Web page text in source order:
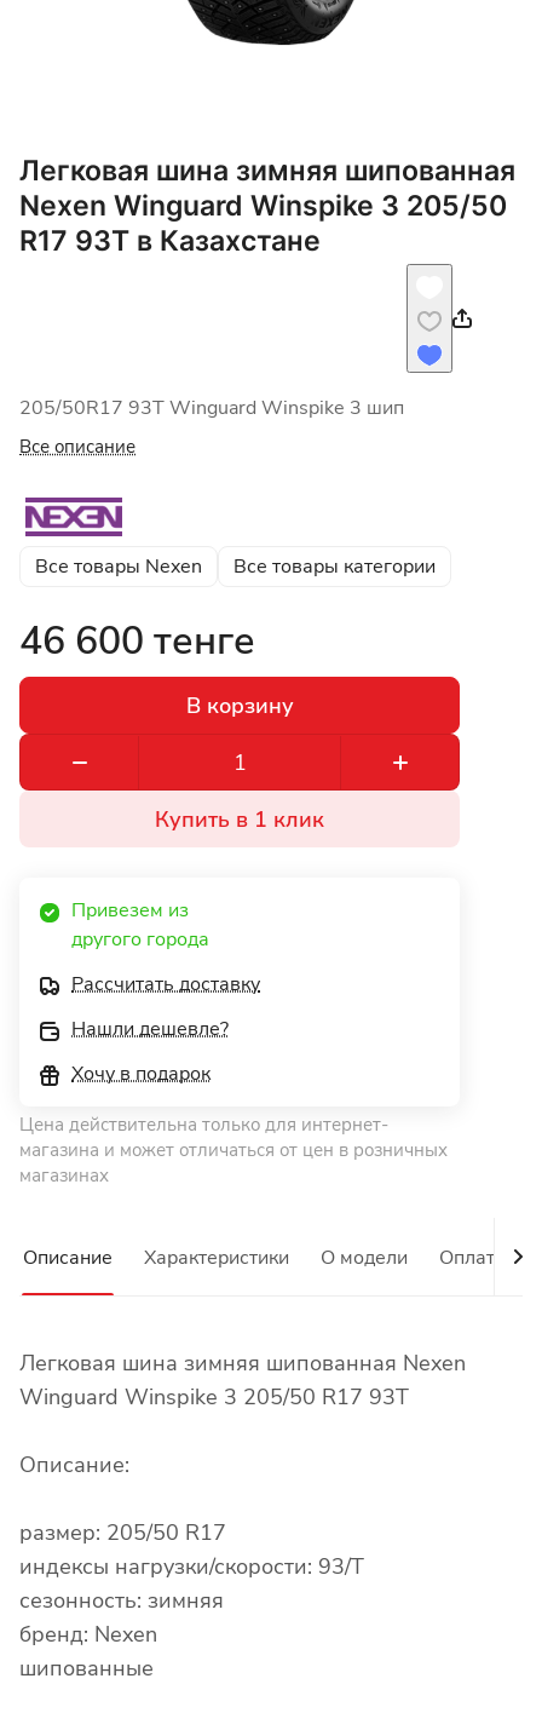
Легковая шина зимняя шипованная
Nexen Winguard Winspike 3 205/50
R17 93T в Казахстане
205/50R17 93T Winguard Winspike 3 шип
Все описание
Все товары Nexen Все товары категории
46 600 тенге
В корзину
Купить в 1 клик
Привезем из
другого города
Рассчитать доставку
Нашли дешевле?
Хочу в подарок
Цена действительна только для интернет-
магазина и может отличаться от цен в розничных
магазинах
Описание Характеристики О модели Оплата
Легковая шина зимняя шипованная Nexen
Winguard Winspike 3 205/50 R17 93T
Описание:
размер: 205/50 R17
индексы нагрузки/скорости: 93/T
сезонность: зимняя
бренд: Nexen
шипованные